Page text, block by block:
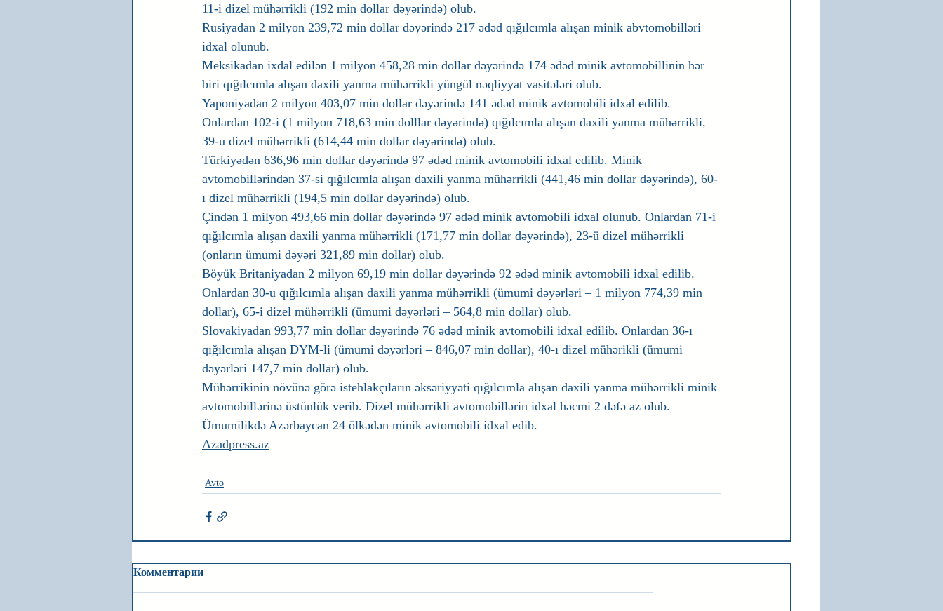
11-i dizel mühərrikli (192 min dollar dəyərində) olub.
Rusiyadan 2 milyon 239,72 min dollar dəyərində 217 ədəd qığılcımla alışan minik abvtomobilləri
idxal olunub.
Meksikadan ixdal edilən 1 milyon 458,28 min dollar dəyərində 174 ədəd minik avtomobillinin hər
biri qığılcımla alışan daxili yanma mühərrikli yüngül nəqliyyat vasitələri olub.
Yaponiyadan 2 milyon 403,07 min dollar dəyərində 141 ədəd minik avtomobili idxal edilib.
Onlardan 102-i (1 milyon 718,63 min dolllar dəyərində) qığılcımla alışan daxili yanma mühərrikli,
39-u dizel mühərrikli (614,44 min dollar dəyərində) olub.
Türkiyədən 636,96 min dollar dəyərində 97 ədəd minik avtomobili idxal edilib. Minik
avtomobillərindən 37-si qığılcımla alışan daxili yanma mühərrikli (441,46 min dollar dəyərində), 60-
ı dizel mühərrikli (194,5 min dollar dəyərində) olub.
Çindən 1 milyon 493,66 min dollar dəyərində 97 ədəd minik avtomobili idxal olunub. Onlardan 71-i
qığılcımla alışan daxili yanma mühərrikli (171,77 min dollar dəyərində), 23-ü dizel mühərrikli
(onların ümumi dəyəri 321,89 min dollar) olub.
Böyük Britaniyadan 2 milyon 69,19 min dollar dəyərində 92 ədəd minik avtomobili idxal edilib.
Onlardan 30-u qığılcımla alışan daxili yanma mühərrikli (ümumi dəyərləri – 1 milyon 774,39 min
dollar), 65-i dizel mühərrikli (ümumi dəyərləri – 564,8 min dollar) olub.
Slovakiyadan 993,77 min dollar dəyərində 76 ədəd minik avtomobili idxal edilib. Onlardan 36-ı
qığılcımla alışan DYM-li (ümumi dəyərləri – 846,07 min dollar), 40-ı dizel mühərikli (ümumi
dəyərləri 147,7 min dollar) olub.
Mühərrikinin növünə görə istehlakçıların əksəriyyəti qığılcımla alışan daxili yanma mühərrikli minik
avtomobillərinə üstünlük verib. Dizel mühərrikli avtomobillərin idxal həcmi 2 dəfə az olub.
Ümumilikdə Azərbaycan 24 ölkədən minik avtomobili idxal edib.
Azadpress.az
Avto
Комментарии